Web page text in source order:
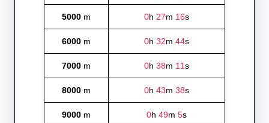
5000 m 0h 27m 16s
6000 m 0h 32m 44s
7000 m 0h 38m 11s
8000 m 0h 43m 38s
9000 m 0h 49m 5s